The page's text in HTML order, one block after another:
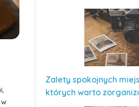
Zalety spokojnych
których warto